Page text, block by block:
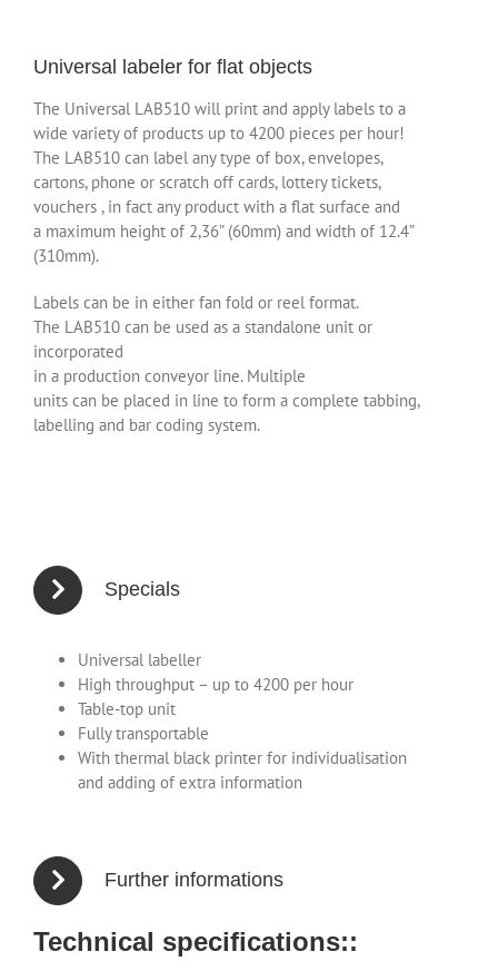
Universal labeler for flat objects
The Universal LAB510 will print and apply labels to a
wide variety of products up to 4200 pieces per hour!
The LAB510 can label any type of box, envelopes,
cartons, phone or scratch off cards, lottery tickets,
vouchers , in fact any product with a flat surface and
a maximum height of 2,36” (60mm) and width of 12.4”
(310mm).
Labels can be in either fan fold or reel format.
The LAB510 can be used as a standalone unit or
incorporated
in a production conveyor line. Multiple
units can be placed in line to form a complete tabbing,
labelling and bar coding system.
Specials
Universal labeller
High throughput – up to 4200 per hour
Table-top unit
Fully transportable
With thermal black printer for individualisation
and adding of extra information
Further informations
Technical specifications::